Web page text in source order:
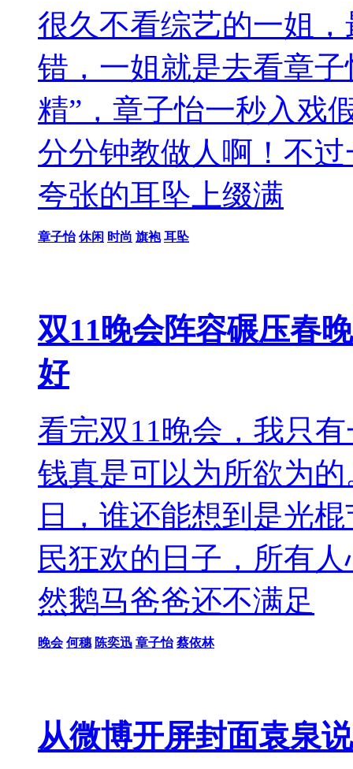
很久不看综艺的一姐
错，一姐就是去看章
精”，章子怡一秒入戏
分分钟教做人啊！不
夸张的耳坠上缀满
章子怡 休闲 时尚 旗袍 耳坠
双11晚会阵容碾压春
好
看完双11晚会，我只
钱真是可以为所欲为
日，谁还能想到是光
民狂欢的日子，所有
然鹅马爸爸还不满足
晚会 何穗 陈奕迅 章子怡 蔡依林
从微博开屏封面袁泉